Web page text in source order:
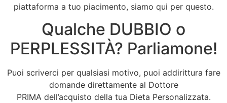
piattaforma a tuo piacimento, siamo qui per questo.
Qualche DUBBIO o
PERPLESSITÀ? Parliamone!
Puoi scriverci per qualsiasi motivo, puoi addirittura fare
domande direttamente al Dottore
PRIMA dell’acquisto della tua Dieta Personalizzata.